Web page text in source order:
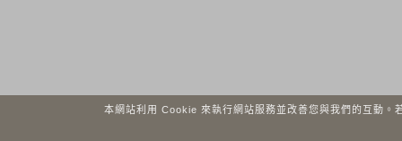
本網站利用 Cookie 來執行網站服務並改善您與我們的互動